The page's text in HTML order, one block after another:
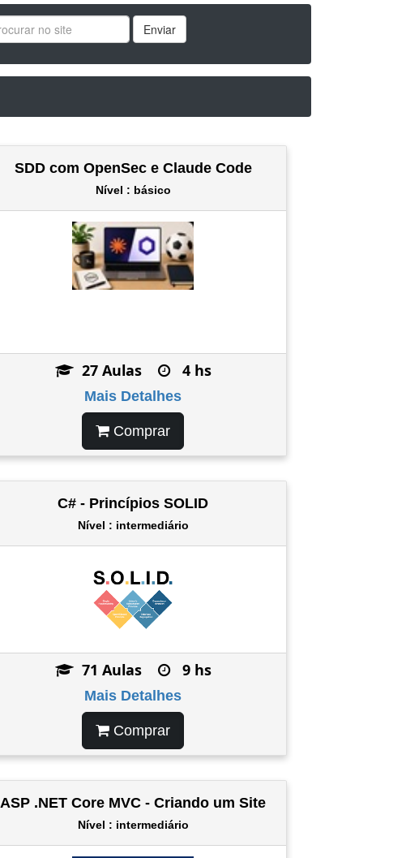
Enviar
SDD com OpenSec e Claude Code
Nível : básico
27 Aulas 4 hs
Mais Detalhes
Comprar
C# - Princípios SOLID
Nível : intermediário
71 Aulas 9 hs
Mais Detalhes
Comprar
ASP .NET Core MVC - Criando um Site
Nível : intermediário